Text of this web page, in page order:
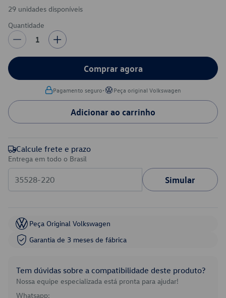
29 unidades disponíveis
Quantidade
1
Comprar agora
Pagamento seguro• Peça original Volkswagen
Adicionar ao carrinho
Calcule frete e prazo
Entrega em todo o Brasil
Simular
Peça Original Volkswagen
Garantia de 3 meses de fábrica
Tem dúvidas sobre a compatibilidade deste produto?
Nossa equipe especializada está pronta para ajudar!
Whatsapp: